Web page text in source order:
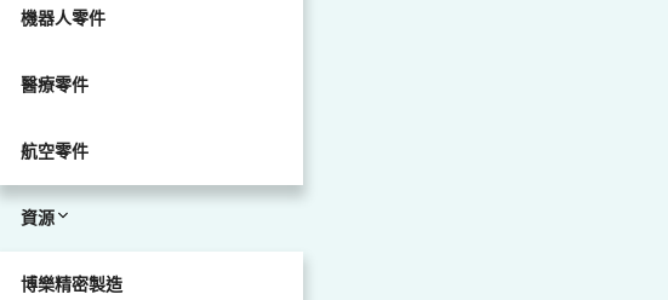
機器人零件
醫療零件
航空零件
資源
博樂精密製造